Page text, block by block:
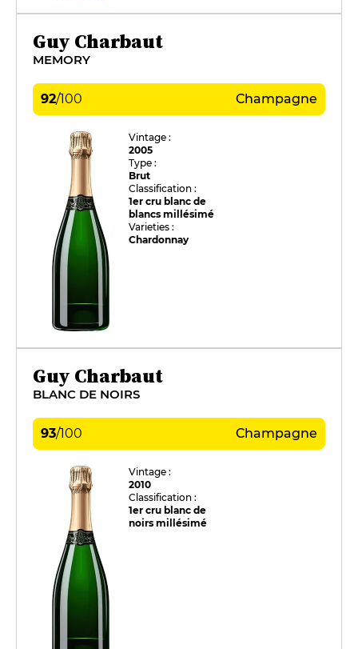
Guy Charbaut
MEMORY
92/100 Champagne
Vintage :
2005
Type :
Brut
Classification :
1er cru blanc de
blancs millésimé
Varieties :
Chardonnay
Guy Charbaut
BLANC DE NOIRS
93/100 Champagne
Vintage :
2010
Classification :
1er cru blanc de
noirs millésimé